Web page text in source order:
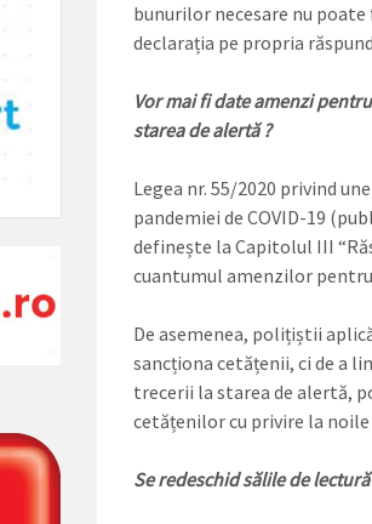
bunurilor necesare nu
declarația pe propria
Vor mai fi date amenzi
starea de alertă ?
Legea nr. 55/2020 privind
pandemiei de COVID-19
definește la Capitolul III
cuantumul amenzilor
De asemenea, polițiștii
sancționa cetățenii, ci de a
trecerii la starea de alertă,
cetățenilor cu privire la
Se redeschid sălile de